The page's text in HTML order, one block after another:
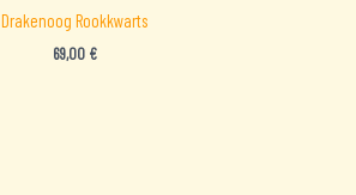
Drakenoog Rookkwarts
69,00 €